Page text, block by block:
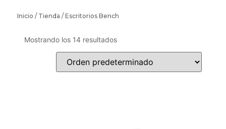
Inicio / Tienda / Escritorios Bench
Mostrando los 14 resultados